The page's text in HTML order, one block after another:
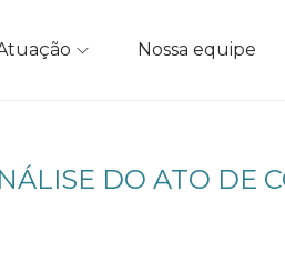
Nossa equipe
DO ATO DE